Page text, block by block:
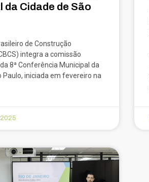
da Cidade de São
de Construção
integra a comissão
8ª Conferência Municipal da
Paulo, iniciada em fevereiro na
2025